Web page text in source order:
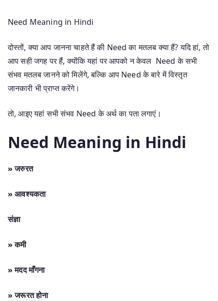
Need Meaning in Hindi
दोस्तों, क्या आप जानना चाहते हैं की Need का मतलब क्या हैं? यदि हां, तो
आप सही जगह पर हैं, क्योंकि यहां पर आपको न केवल Need के सभी
संभव मतलब जानने को मिलेंगे, बल्कि आप Need के बारे में विस्तृत
जानकारी भी प्राप्त करेंगे।
तो, आइए यहां सभी संभव Need के अर्थ का पता लगाएं।
Need Meaning in Hindi
» जरुरत
» आवश्यकता
संज्ञा
» कमी
» मदद माँगना
»जरूरत होना